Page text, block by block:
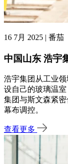
16 7月 2025 | 番茄
中国山东 浩宇
浩宇集团从工业
设自己的玻璃温
集团与斯文森紧
幕布调控。
查看更多